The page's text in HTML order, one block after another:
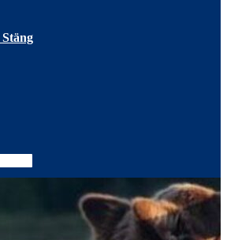
Stäng
Escape
close